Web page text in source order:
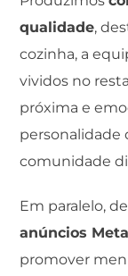
qualidade,
cozinha, a
vividos no
próxima e
personalidade
comunidade
Em paralelo,
anúncios Meta
promover